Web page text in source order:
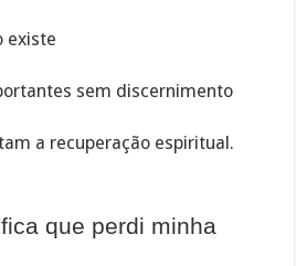
existe
sem discernimento
a recuperação espiritual.
que perdi minha